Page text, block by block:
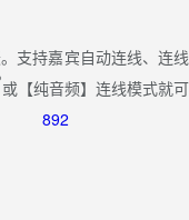
支持嘉宾自动连线、连线
【纯音频】连线模式就可